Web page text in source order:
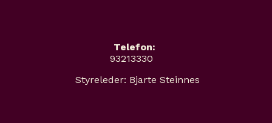
Telefon:
93213330
Styreleder: Bjarte Steinnes